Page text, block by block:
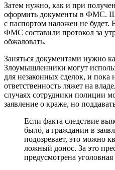
Затем нужно, как и при
оформить документы в ФМС.
с паспортом наложен не
ФМС составили протокол за
обжаловать.
Заняться документами нужно
Злоумышленники могут
для незаконных сделок, и пока
ответственность ляжет на
случаях сотрудники полиции
заявление о краже, но
Если факта следствие
было, а гражданин в
подозревает, это можно
ложный донос. За это
предусмотрена уголовная